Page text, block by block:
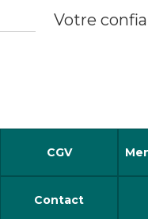
Votre
CGV
Contact